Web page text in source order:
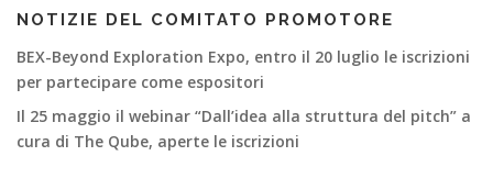
t
i
c
l
NOTIZIE DEL COMITATO PROMOTORE
BEX-Beyond Exploration Expo, entro il 20 luglio le iscrizioni
per partecipare come espositori
Il 25 maggio il webinar “Dall’idea alla struttura del pitch” a
cura di The Qube, aperte le iscrizioni